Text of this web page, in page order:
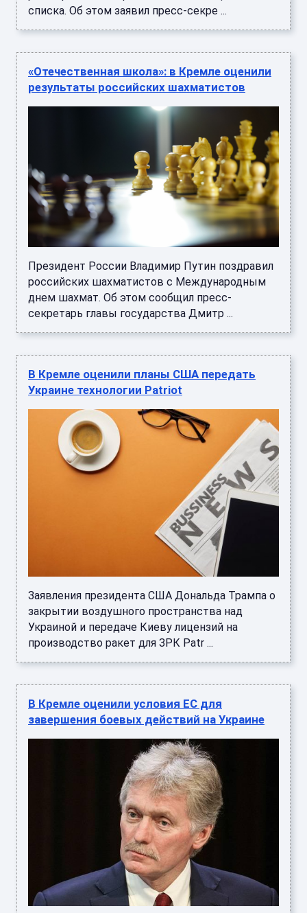
списка. Об этом заявил пресс-секре ...
«Отечественная школа»: в Кремле оценили
результаты российских шахматистов
Президент России Владимир Путин поздравил
российских шахматистов с Международным
днем шахмат. Об этом сообщил пресс-
секретарь главы государства Дмитр ...
В Кремле оценили планы США передать
Украине технологии Patriot
Заявления президента США Дональда Трампа о
закрытии воздушного пространства над
Украиной и передаче Киеву лицензий на
производство ракет для ЗРК Patr ...
В Кремле оценили условия ЕС для
завершения боевых действий на Украине